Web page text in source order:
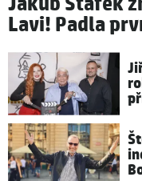
Lavi! Padla